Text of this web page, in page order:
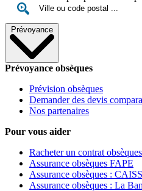
Prévoyance
Prévoyance obsèques
Prévision obsèques
Demander des devis
Nos partenaires
Pour vous aider
Racheter un contrat
Assurance obsèques FAPE
Assurance obsèques :
Assurance obsèques : La